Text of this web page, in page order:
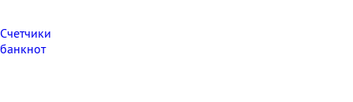
Счетчики
банкнот